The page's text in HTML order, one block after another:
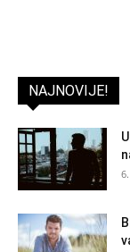
NAJNOVIJE!